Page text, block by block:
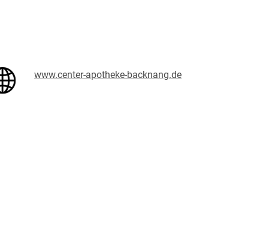
www.center-apotheke-backnang.de